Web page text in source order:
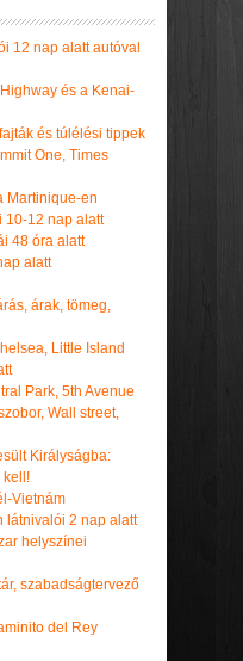
12 nap alatt autóval
és a Kenai-
és túlélési tippek
One, Times
Martinique-en
10-12 nap alatt
48 óra alatt
alatt
árak, tömeg,
Little Island
Park, 5th Avenue
Wall street,
Királyságba:
kell!
Vietnám
látnivalói 2 nap alatt
helyszínei
szabadságtervező
del Rey